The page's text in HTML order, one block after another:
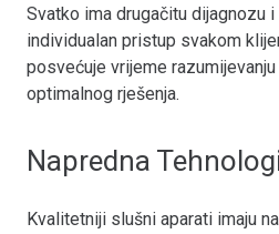
Svatko ima drugačitu dijagnozu
individualan pristup svakom
posvećuje vrijeme
optimalnog rješenja.
Napredna
Kvalitetniji slušni aparati imaju